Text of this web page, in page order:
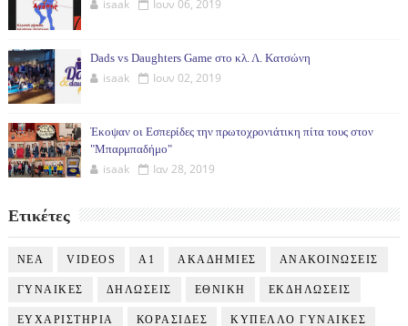
isaak Ιουν 06, 2019
Dads vs Daughters Game στο κλ. Λ. Κατσώνη
isaak Ιουν 02, 2019
Έκοψαν οι Εσπερίδες την πρωτοχρονιάτικη πίτα τους στον
"Μπαρμπαδήμο"
isaak Ιαν 28, 2019
Ετικέτες
NEA VIDEOS Α1 ΑΚΑΔΗΜΙΕΣ ΑΝΑΚΟΙΝΩΣΕΙΣ
ΓΥΝΑΙΚΕΣ ΔΗΛΩΣΕΙΣ ΕΘΝΙΚΗ ΕΚΔΗΛΩΣΕΙΣ
ΕΥΧΑΡΙΣΤΗΡΙΑ ΚΟΡΑΣΙΔΕΣ ΚΥΠΕΛΛΟ ΓΥΝΑΙΚΕΣ